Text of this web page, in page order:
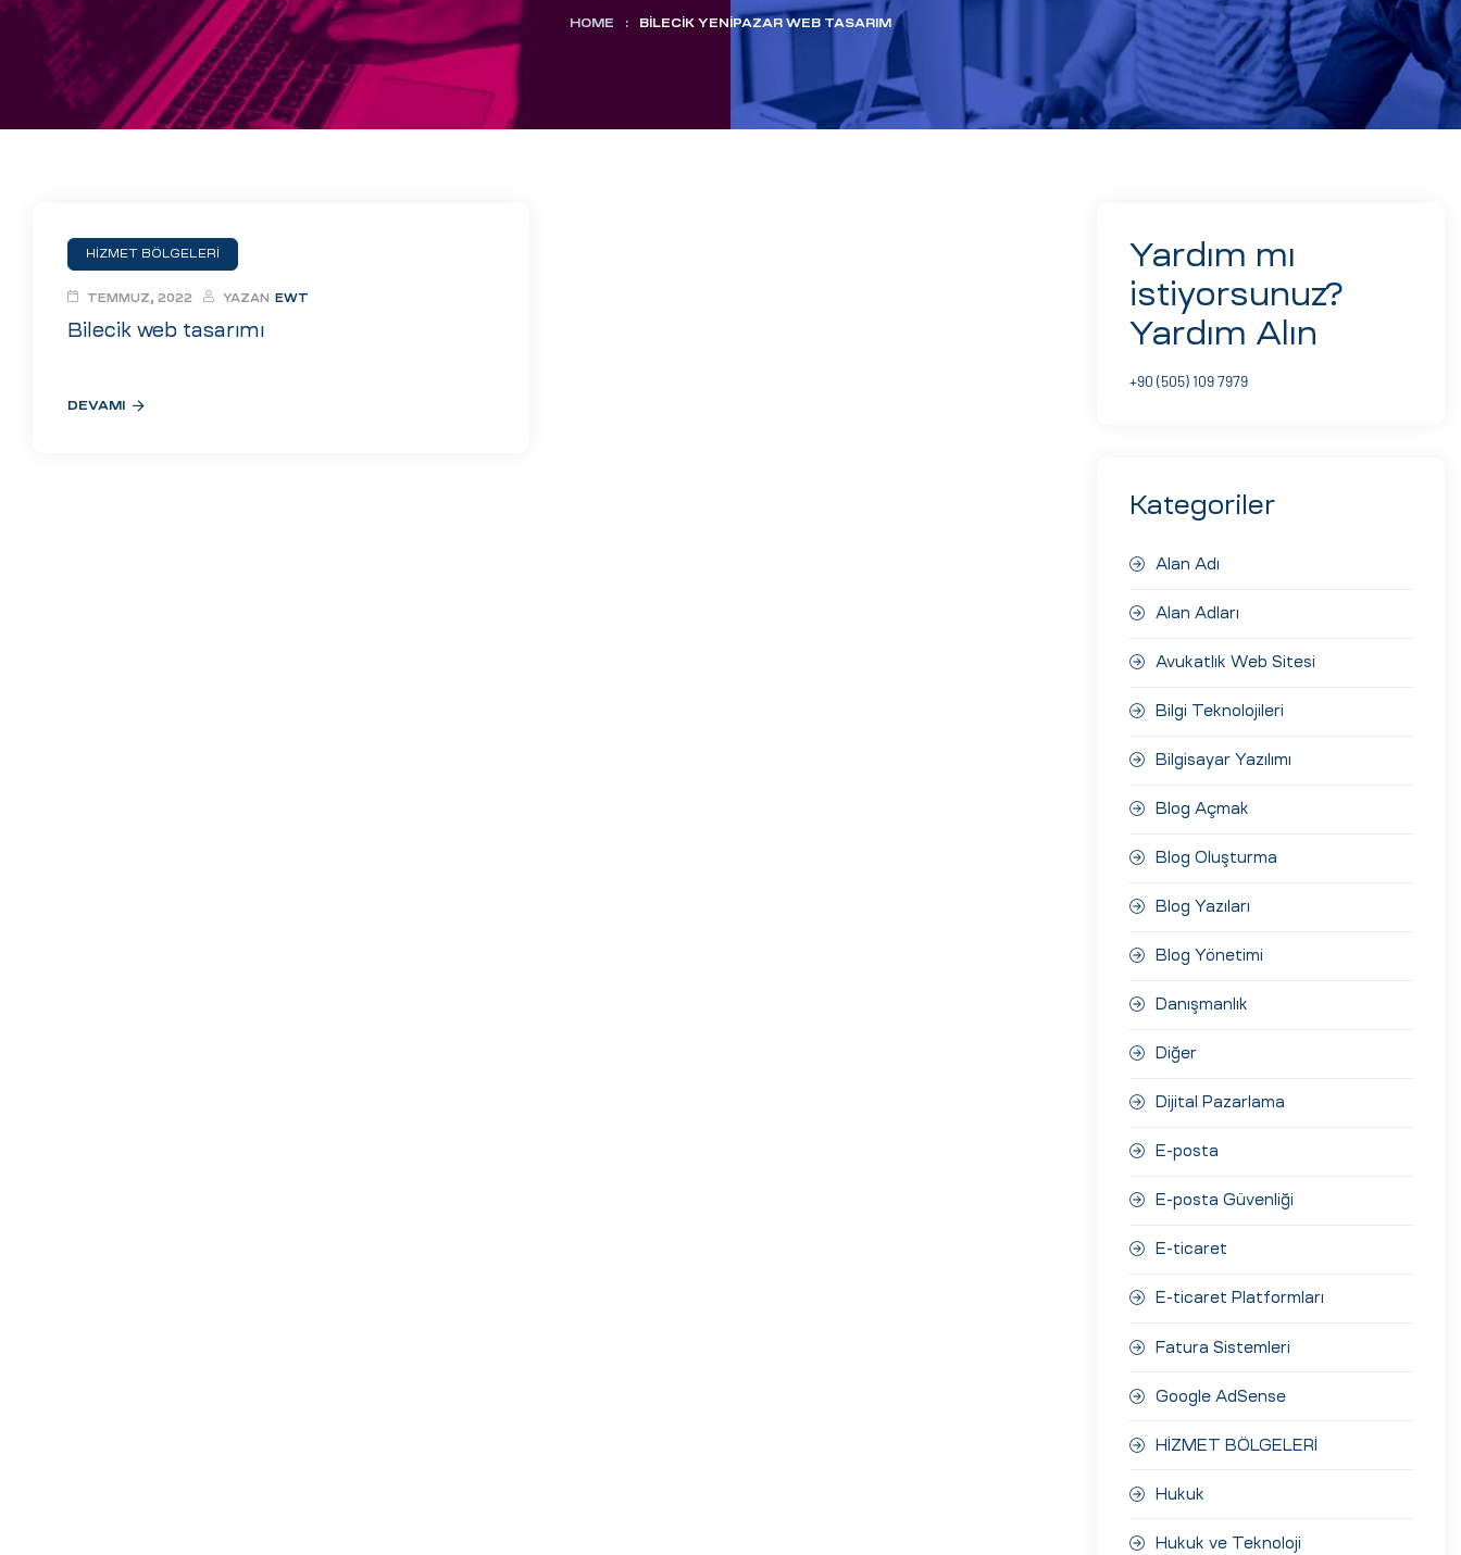
Aday
HOME : BILECIK YENIPAZAR WEB TASARIM
HİZMET BÖLGELERİ
Bilecik web tasarımı
TEMMUZ, 2022 YAZAN EWT
DEVAMI
Yardım mı
istiyorsunuz?
Yardım Alın
+90 (505) 109 7979
Kategoriler
Alan Adı
Alan Adları
Avukatlık Web Sitesi
Bilgi Teknolojileri
Bilgisayar Yazılımı
Blog Açmak
Blog Oluşturma
Blog Yazıları
Blog Yönetimi
Danışmanlık
Diğer
Dijital Pazarlama
E-posta
E-posta Güvenliği
E-ticaret
E-ticaret Platformları
Fatura Sistemleri
Google AdSense
HİZMET BÖLGELERİ
Hukuk
Hukuk ve Teknoloji